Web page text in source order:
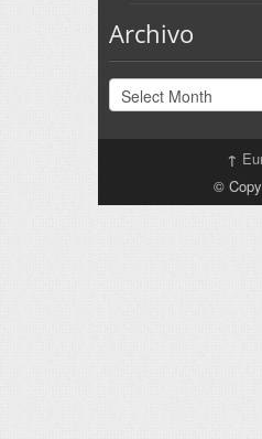
Archivo
Archivo
↑
©